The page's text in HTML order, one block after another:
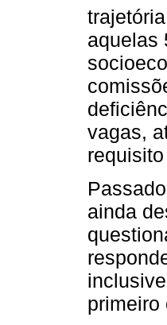
aquelas
vagas,
ainda
primeiro